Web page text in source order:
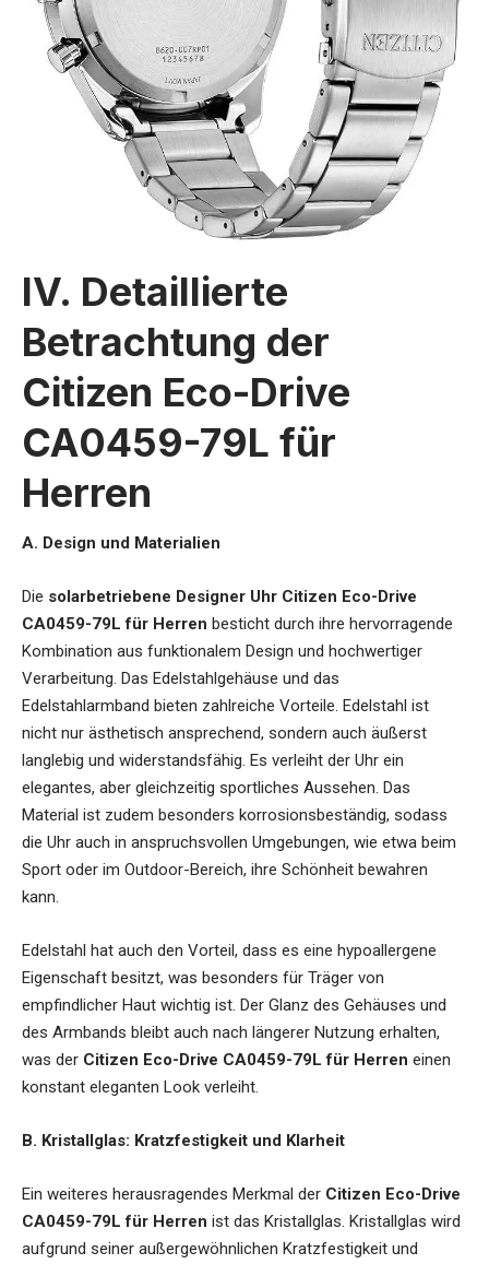
IV. Detaillierte
Betrachtung der
Citizen Eco-Drive
CA0459-79L für
Herren
A. Design und Materialien
Die solarbetriebene Designer Uhr Citizen Eco-Drive
CA0459-79L für Herren besticht durch ihre hervorragende
Kombination aus funktionalem Design und hochwertiger
Verarbeitung. Das Edelstahlgehäuse und das
Edelstahlarmband bieten zahlreiche Vorteile. Edelstahl ist
nicht nur ästhetisch ansprechend, sondern auch äußerst
langlebig und widerstandsfähig. Es verleiht der Uhr ein
elegantes, aber gleichzeitig sportliches Aussehen. Das
Material ist zudem besonders korrosionsbeständig, sodass
die Uhr auch in anspruchsvollen Umgebungen, wie etwa beim
Sport oder im Outdoor-Bereich, ihre Schönheit bewahren
kann.
Edelstahl hat auch den Vorteil, dass es eine hypoallergene
Eigenschaft besitzt, was besonders für Träger von
empfindlicher Haut wichtig ist. Der Glanz des Gehäuses und
des Armbands bleibt auch nach längerer Nutzung erhalten,
was der Citizen Eco-Drive CA0459-79L für Herren einen
konstant eleganten Look verleiht.
B. Kristallglas: Kratzfestigkeit und Klarheit
Ein weiteres herausragendes Merkmal der Citizen Eco-Drive
CA0459-79L für Herren ist das Kristallglas. Kristallglas wird
aufgrund seiner außergewöhnlichen Kratzfestigkeit und